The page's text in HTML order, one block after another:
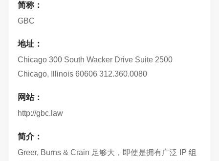
简称：
GBC
地址：
Chicago 300 South Wacker Drive Suite 2500
Chicago, Illinois 60606 312.360.0080
网站：
http://gbc.law
简介：
Greer, Burns & Crain 足够大，即使是拥有广泛 IP 组